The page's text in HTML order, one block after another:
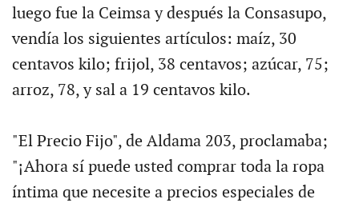
luego fue la Ceimsa y después la Consasupo,
vendía los siguientes artículos: maíz, 30
centavos kilo; frijol, 38 centavos; azúcar, 75;
arroz, 78, y sal a 19 centavos kilo.
"El Precio Fijo", de Aldama 203, proclamaba;
"¡Ahora sí puede usted comprar toda la ropa
íntima que necesite a precios especiales de